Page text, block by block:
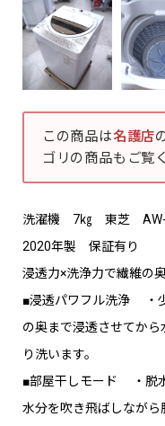
この商品は名護店
ゴリの商品もご覧
洗濯機 7㎏ 東芝 AW-
2020年製 保証有り
浸透力×洗浄力で繊維の
■浸透パワフル洗浄 ・
の奥まで浸透させてか
り洗います。
■部屋干しモード ・脱
水分を吹き飛ばしなが